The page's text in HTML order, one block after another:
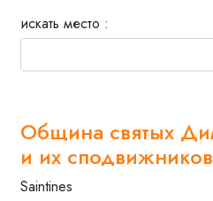
искать место :
Община святых
и их сподвижников
Saintines